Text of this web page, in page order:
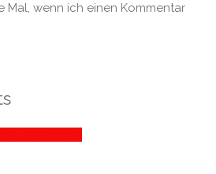
Mal, wenn ich einen Kommentar